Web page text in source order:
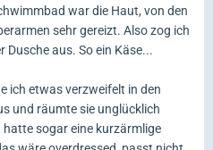
war die Haut, von den
sehr gereizt. Also zog ich
aus. So ein Käse...
ich etwas verzweifelt in den
und räumte sie unglücklich
sogar eine kurzärmlige